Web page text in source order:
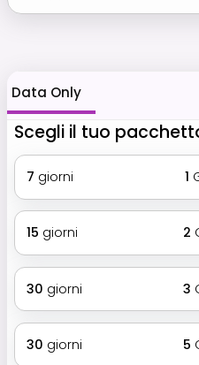
Data Only
Scegli il tuo
7 giorni 1
15 giorni 2
30 giorni 3
30 giorni 5